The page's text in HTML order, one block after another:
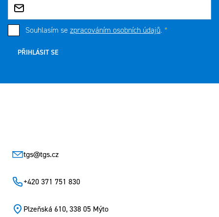
Souhlasím se zpracováním osobních údajů.
PŘIHLÁSIT SE
tgs@tgs.cz
+420 371 751 830
Plzeňská 610, 338 05 Mýto